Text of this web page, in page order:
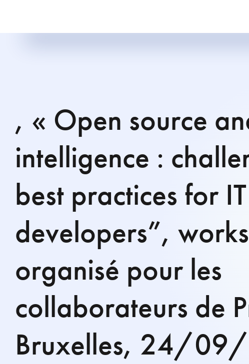
, « Open source
intelligence :
best practices for IT
developers”,
organisé pour les
collaborateurs de
Bruxelles, 24/